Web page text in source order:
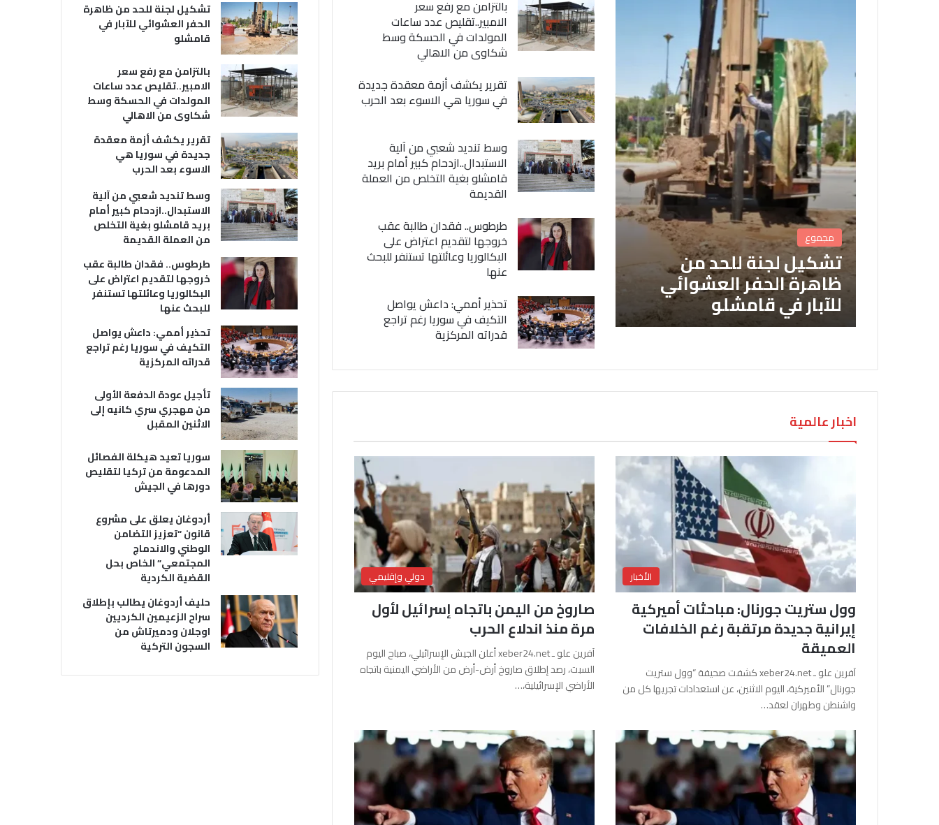
مجموع
تشكيل لجنة للحد من
ظاهرة الحفر العشوائي
للآبار في قامشلو
بالتزامن مع رفع سعر
الامبير..تقليص عدد ساعات
المولدات في الحسكة وسط
شكاوى من الاهالي
تقرير يكشف أزمة معقدة جديدة
في سوريا هي الاسوء بعد الحرب
وسط تنديد شعبي من آلية
الاستبدال..ازدحام كبير أمام بريد
قامشلو بغية التخلص من العملة
القديمة
طرطوس.. فقدان طالبة عقب
خروجها لتقديم اعتراض على
البكالوريا وعائلتها تستنفر للبحث
عنها
تحذير أممي: داعش يواصل
التكيف في سوريا رغم تراجع
قدراته المركزية
اخبار عالمية
الأخبار
وول ستريت جورنال: مباحثات أميركية
إيرانية جديدة مرتقبة رغم الخلافات
العميقة
آفرين علو ـ xeber24.net كشفت صحيفة “وول ستريت
جورنال” الأميركية، اليوم الاثنين، عن استعدادات تجريها كل من
واشنطن وطهران لعقد…
دولي وإقليمي
صاروخ من اليمن باتجاه إسرائيل لأول
مرة منذ اندلاع الحرب
آفرين علو ـ xeber24.net أعلن الجيش الإسرائيلي، صباح اليوم
السبت، رصد إطلاق صاروخ أرض-أرض من الأراضي اليمنية باتجاه
الأراضي الإسرائيلية،…
تشكيل لجنة للحد من ظاهرة
الحفر العشوائي للآبار في
قامشلو
بالتزامن مع رفع سعر
الامبير..تقليص عدد ساعات
المولدات في الحسكة وسط
شكاوى من الاهالي
تقرير يكشف أزمة معقدة
جديدة في سوريا هي
الاسوء بعد الحرب
وسط تنديد شعبي من آلية
الاستبدال..ازدحام كبير أمام
بريد قامشلو بغية التخلص
من العملة القديمة
طرطوس.. فقدان طالبة عقب
خروجها لتقديم اعتراض على
البكالوريا وعائلتها تستنفر
للبحث عنها
تحذير أممي: داعش يواصل
التكيف في سوريا رغم تراجع
قدراته المركزية
تأجيل عودة الدفعة الأولى
من مهجري سري كانيه إلى
الاثنين المقبل
سوريا تعيد هيكلة الفصائل
المدعومة من تركيا لتقليص
دورها في الجيش
أردوغان يعلق على مشروع
قانون “تعزيز التضامن
الوطني والاندماج
المجتمعي” الخاص بحل
القضية الكردية
حليف أردوغان يطالب بإطلاق
سراح الزعيمين الكرديين
اوجلان ودميرتاش من
السجون التركية